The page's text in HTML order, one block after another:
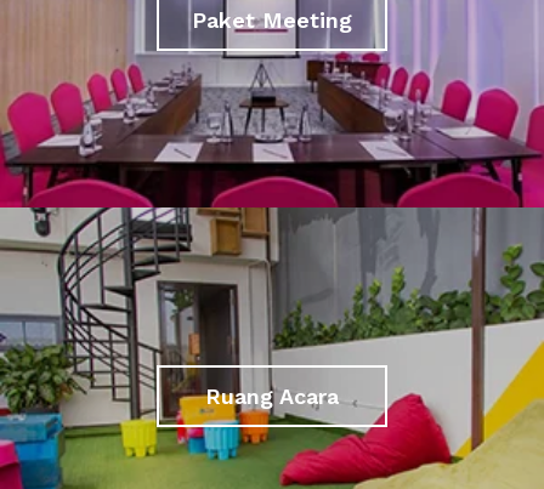
Paket Meeting
Ruang Acara